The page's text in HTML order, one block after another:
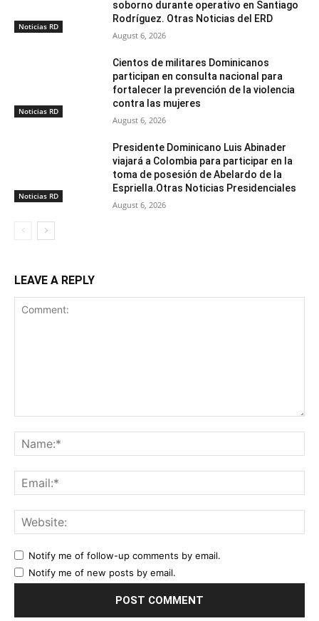
Noticias RD
soborno durante operativo en Santiago
Rodríguez. Otras Noticias del ERD
August 6, 2026
Noticias RD
Cientos de militares Dominicanos
participan en consulta nacional para
fortalecer la prevención de la violencia
contra las mujeres
August 6, 2026
Noticias RD
Presidente Dominicano Luis Abinader
viajará a Colombia para participar en la
toma de posesión de Abelardo de la
Espriella.Otras Noticias Presidenciales
August 6, 2026
LEAVE A REPLY
Notify me of follow-up comments by email.
Notify me of new posts by email.